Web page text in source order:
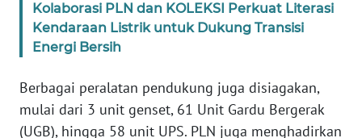
Kolaborasi PLN dan KOLEKSI Perkuat Literasi
Kendaraan Listrik untuk Dukung Transisi
Energi Bersih
Berbagai peralatan pendukung juga disiagakan,
mulai dari 3 unit genset, 61 Unit Gardu Bergerak
(UGB), hingga 58 unit UPS. PLN juga menghadirkan
PAPUA
BARAT
WN